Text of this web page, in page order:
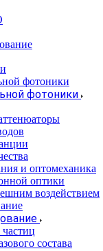
фотоники
и оптомеханика
оптики
воздействием
состава